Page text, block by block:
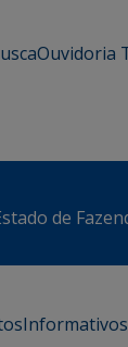
Ouvidoria
de
Informativos